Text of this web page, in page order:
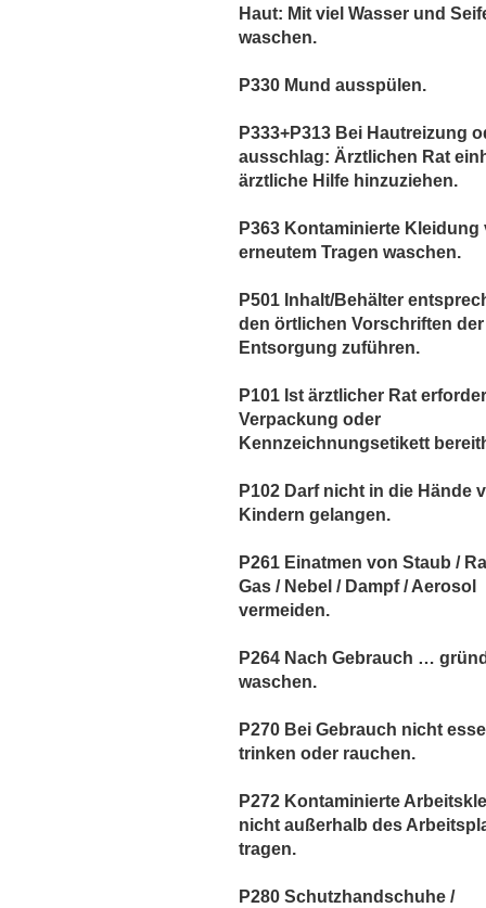
Haut: Mit viel Wasser und
waschen.
P330 Mund ausspülen.
P333+P313 Bei Hautreizung
ausschlag: Ärztlichen Rat
ärztliche Hilfe hinzuziehen.
P363 Kontaminierte Kleidung
erneutem Tragen waschen.
P501 Inhalt/Behälter
den örtlichen Vorschriften der
Entsorgung zuführen.
P101 Ist ärztlicher Rat
Verpackung oder
Kennzeichnungsetikett
P102 Darf nicht in die Hände
Kindern gelangen.
P261 Einatmen von Staub /
Gas / Nebel / Dampf / Aerosol
vermeiden.
P264 Nach Gebrauch …
waschen.
P270 Bei Gebrauch nicht
trinken oder rauchen.
P272 Kontaminierte
nicht außerhalb des
tragen.
P280 Schutzhandschuhe /